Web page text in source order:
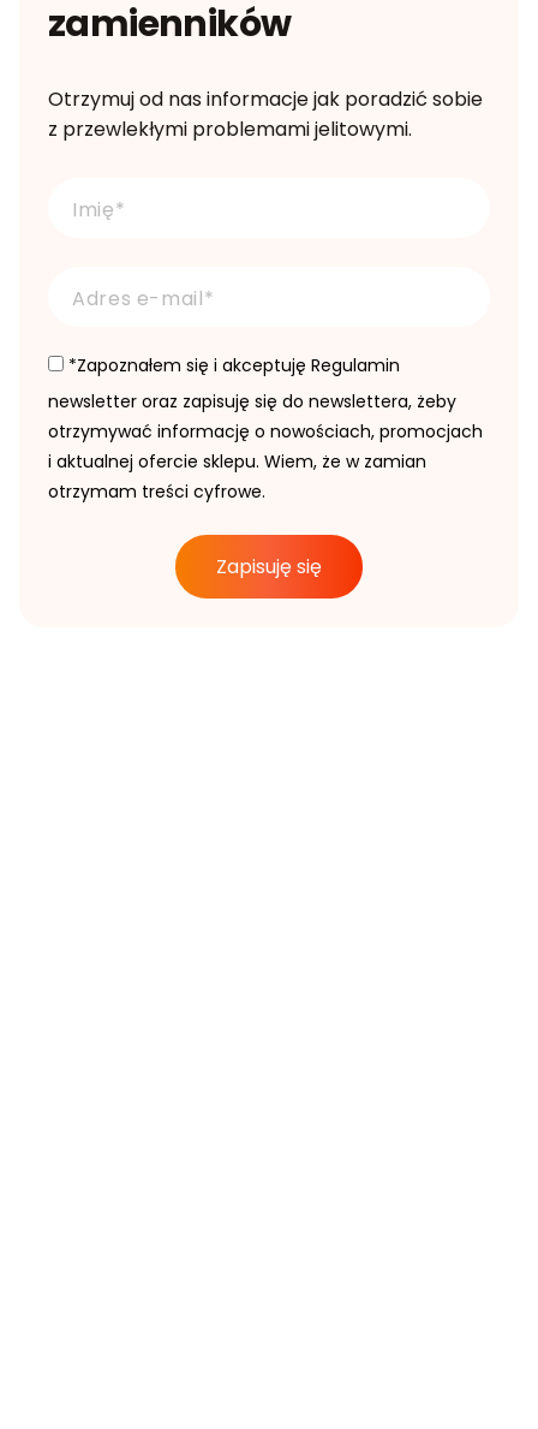
zamienników
Otrzymuj od nas informacje jak poradzić sobie
z przewlekłymi problemami jelitowymi.
*Zapoznałem się i akceptuję Regulamin
newsletter oraz zapisuję się do newslettera, żeby
otrzymywać informację o nowościach, promocjach
i aktualnej ofercie sklepu. Wiem, że w zamian
otrzymam treści cyfrowe.